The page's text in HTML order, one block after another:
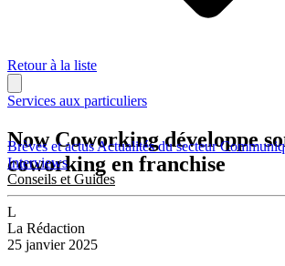
Brèves et actusActualités du secteur
Interviews
Conseils et Guides
Retour à la liste
Services aux particuliers
Now Coworking développe
coworking en franchise
L
La Rédaction
25 janvier 2025